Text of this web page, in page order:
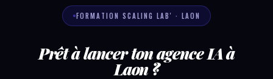
FORMATION SCALING LAB' · LAON
Prêt à lancer ton agence IA à
Laon ?